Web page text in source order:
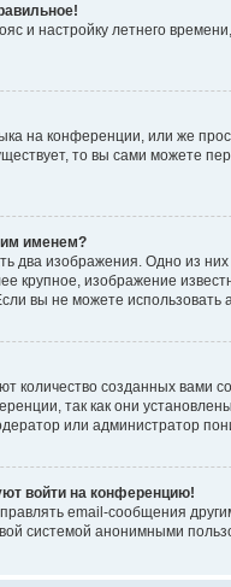
и настройку летнего
на конференции, или же
то вы сами можете
именем?
два изображения. Одно из
крупное, изображение
вы не можете
количество созданных вами
так как они
или администратор
войти на конференцию!
email-сообщения
системой анонимными